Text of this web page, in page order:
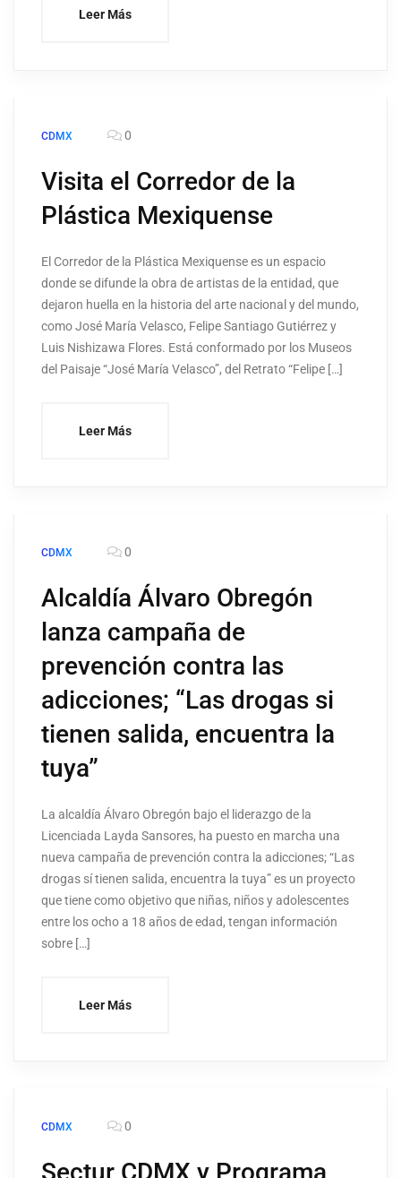
Leer Más
CDMX 0
Visita el Corredor de la
Plástica Mexiquense
El Corredor de la Plástica Mexiquense es un espacio
donde se difunde la obra de artistas de la entidad, que
dejaron huella en la historia del arte nacional y del mundo,
como José María Velasco, Felipe Santiago Gutiérrez y
Luis Nishizawa Flores. Está conformado por los Museos
del Paisaje “José María Velasco”, del Retrato “Felipe […]
Leer Más
CDMX 0
Alcaldía Álvaro Obregón
lanza campaña de
prevención contra las
adicciones; “Las drogas si
tienen salida, encuentra la
tuya”
La alcaldía Álvaro Obregón bajo el liderazgo de la
Licenciada Layda Sansores, ha puesto en marcha una
nueva campaña de prevención contra la adicciones; “Las
drogas sí tienen salida, encuentra la tuya” es un proyecto
que tiene como objetivo que niñas, niños y adolescentes
entre los ocho a 18 años de edad, tengan información
sobre […]
Leer Más
CDMX 0